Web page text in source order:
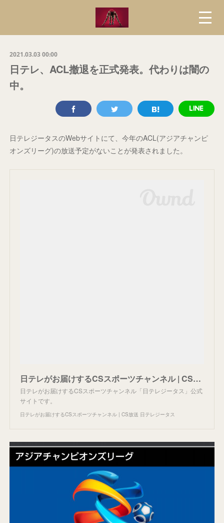
2021.03.03 00:00
日テレ、ACL撤退を正式発表。代わりは闇の
中。
日テレジータスのWebサイトにて、今年のACL(アジアチャンピ
オンズリーグ)の放送予定がないことが発表されました。
日テレがお届けするCSスポーツチャンネル | CS放送 日テレジータス
日テレがお届けするCSスポーツチャンネル「日テレジータス」公式
サイトです。
日テレがお届けするCSスポーツチャンネル | CS放送 日テレジータス